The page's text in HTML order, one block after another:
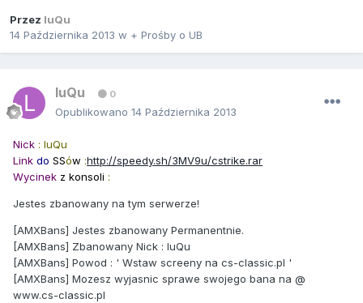
Przez luQu
14 Października 2013 w + Prośby o UB
luQu 0
Opublikowano 14 Października 2013
Nick : luQu
Link do SSów :http://speedy.sh/3MV9u/cstrike.rar
Wycinek z konsoli :
Jestes zbanowany na tym serwerze!
[AMXBans] Jestes zbanowany Permanentnie.
[AMXBans] Zbanowany Nick : luQu
[AMXBans] Powod : ' Wstaw screeny na cs-classic.pl '
[AMXBans] Mozesz wyjasnic sprawe swojego bana na @
www.cs-classic.pl